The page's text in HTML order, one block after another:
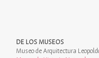
DE LOS MUSEOS
Museo de Arquitectura